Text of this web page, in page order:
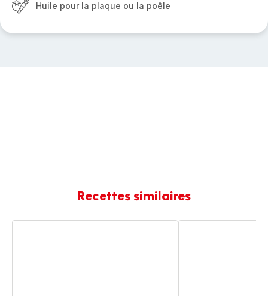
Huile pour la plaque ou la poêle
Recettes similaires